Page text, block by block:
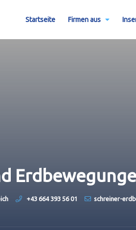
Startseite Firmen aus
+43 664 393 56 01 schreiner-